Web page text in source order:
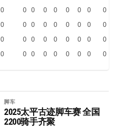
0 0 0 0 0 0 0 0
0
0 0 0 0 0 0 0 0
0
0 0 0 0 0 0 0 0
0
0 0 0 0 0 0 0 0 0
脚车
2025太平古迹脚车赛 全国
2200骑手齐聚